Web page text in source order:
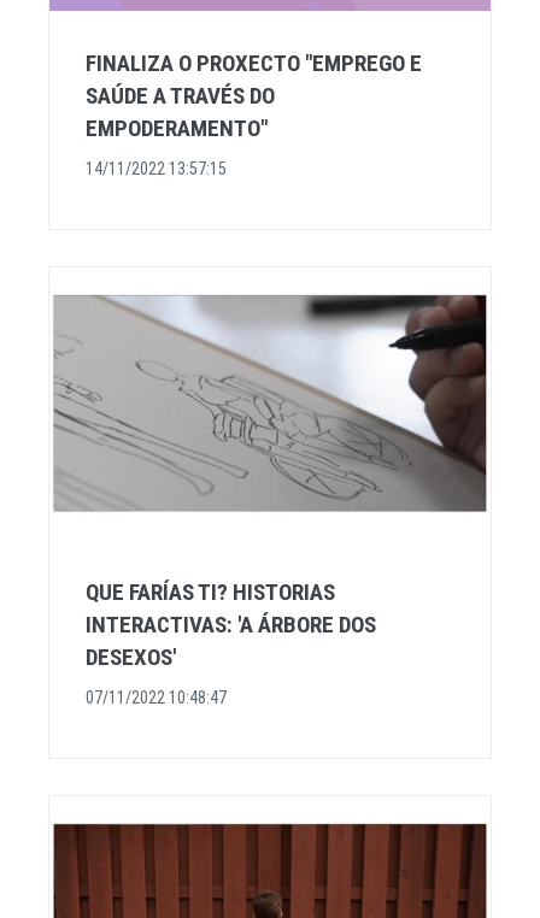
FINALIZA O PROXECTO "EMPREGO E
SAÚDE A TRAVÉS DO
EMPODERAMENTO"
14/11/2022 13:57:15
QUE FARÍAS TI? HISTORIAS
INTERACTIVAS: 'A ÁRBORE DOS
DESEXOS'
07/11/2022 10:48:47